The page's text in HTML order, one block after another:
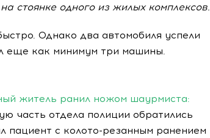
стоянке одного из жилых комплексов.
Однако два автомобиля успели
еще как минимум три машины.
житель ранил ножом шаурмиста:
часть отдела полиции обратились
пациент с колото-резанным ранением